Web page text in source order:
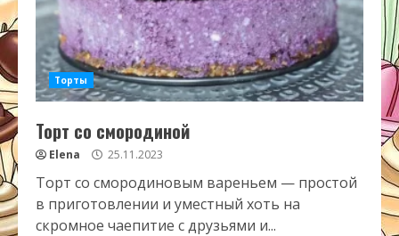
Торты
Торт со смородиной
Elena 25.11.2023
Торт со смородиновым вареньем — простой
в приготовлении и уместный хоть на
скромное чаепитие с друзьями и...